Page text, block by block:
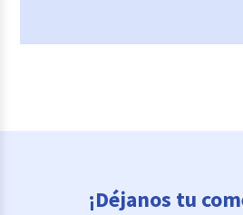
¡Déjanos tu